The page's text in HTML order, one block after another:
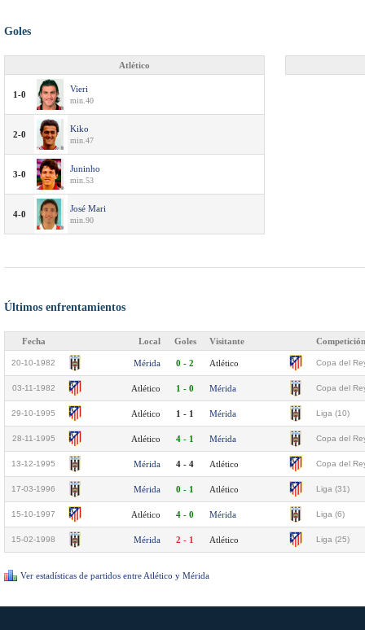
Goles
Atlético
1-0
Vieri
min.40
2-0
Kiko
min.47
3-0
Juninho
min.53
4-0
José Mari
min.90
Últimos enfrentamientos
Fecha Local Goles Visitante Competición
20-10-1982 Mérida 0 - 2 Atlético Copa del
03-11-1982 Atlético 1 - 0 Mérida Copa del
29-10-1995 Atlético 1 - 1 Mérida Liga (10)
28-11-1995 Atlético 4 - 1 Mérida Copa del
13-12-1995 Mérida 4 - 4 Atlético Copa del
17-03-1996 Mérida 0 - 1 Atlético Liga (31)
15-10-1997 Atlético 4 - 0 Mérida Liga (6)
15-02-1998 Mérida 2 - 1 Atlético Liga (25)
Ver estadísticas de partidos entre Atlético y Mérida